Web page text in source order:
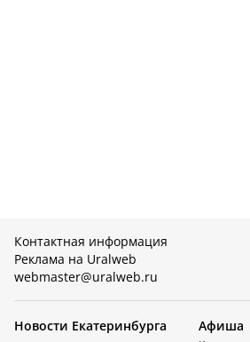
Контактная информация
Реклама на Uralweb
webmaster@uralweb.ru
Новости Екатеринбурга
Афиша